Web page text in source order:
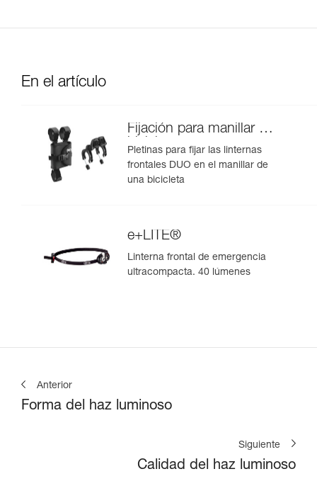
En el artículo
Fijación para manillar de
bicicleta
Pletinas para fijar las linternas
frontales DUO en el manillar de
una bicicleta
e+LITE®
Linterna frontal de emergencia
ultracompacta. 40 lúmenes
Anterior
Forma del haz luminoso
Siguiente
Calidad del haz luminoso